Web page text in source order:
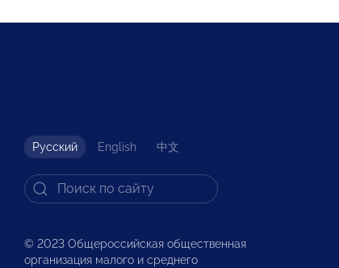
Русский English 中文
© 2023 Общероссийская общественная
организация малого и среднего